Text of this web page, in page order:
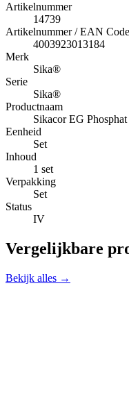
Artikelnummer
14739
Artikelnummer / EAN Code
4003923013184
Merk
Sika®
Serie
Sika®
Productnaam
Sikacor EG
Eenheid
Set
Inhoud
1 set
Verpakking
Set
Status
IV
Vergelijkbare
Bekijk alles →